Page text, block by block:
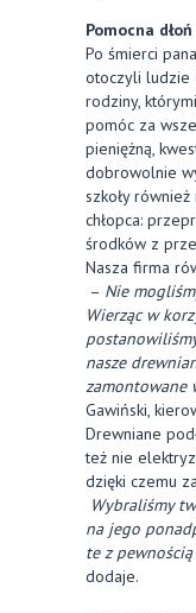
Pomocna dłoń
Po śmierci
otoczyli ludzie
rodziny,
pomóc za
pieniężną,
dobrowolnie
szkoły
chłopca:
środków z
Nasza firma
– Nie
Wierząc w
nasze
zamontowane
Gawiński,
Drewniane
też nie
dzięki czemu
Wybraliśmy
na jego
te z
dodaje.